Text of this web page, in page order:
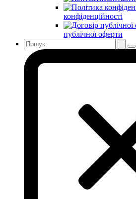
конфіденційності
публічної оферти